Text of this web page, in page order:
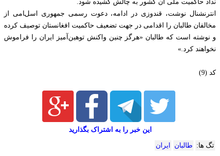
نداد حاکمیت ملی آن کشور به چالش کشیده شود.
انترنشنال نوشت، قندوزی در ادامه، دعوت رسمی جمهوری اسلامی از
مخالفان طالبان را اقدامی در جهت تضعیف حاکمیت افغانستان توصیف کرده
و نوشته است که طالبان «هرگز چنین واکنش توهین‌آمیز ایران را فراموش
نخواهند کرد.»
کد (9)
این خبر را به اشتراک بگذارید
تگ ها: طالبان ایران